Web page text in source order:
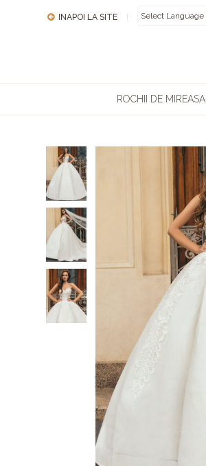
INAPOI LA SITE
ROCHII DE MIREASA